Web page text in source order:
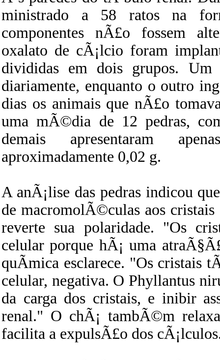
ministrado a 58 ratos na
componentes nÃ£o fossem
oxalato de cÃ¡lcio foram
divididas em dois grupos. Um
diariamente, enquanto o outro
dias os animais que nÃ£o
uma mÃ©dia de 12 pedras,
demais apresentaram
aproximadamente 0,02 g.
A anÃ¡lise das pedras indicou
de macromolÃ©culas aos
reverte sua polaridade. "Os
celular porque hÃ¡ uma
quÃ­mica esclarece. "Os cristais
celular, negativa. O Phyllantus
da carga dos cristais, e inibir
renal." O chÃ¡ tambÃ©m
facilita a expulsÃ£o dos